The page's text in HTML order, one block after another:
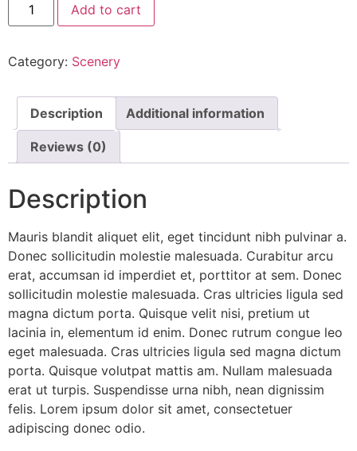
Add to cart
Category: Scenery
Description Additional information
Reviews (0)
Description
Mauris blandit aliquet elit, eget tincidunt nibh pulvinar a.
Donec sollicitudin molestie malesuada. Curabitur arcu
erat, accumsan id imperdiet et, porttitor at sem. Donec
sollicitudin molestie malesuada. Cras ultricies ligula sed
magna dictum porta. Quisque velit nisi, pretium ut
lacinia in, elementum id enim. Donec rutrum congue leo
eget malesuada. Cras ultricies ligula sed magna dictum
porta. Quisque volutpat mattis am. Nullam malesuada
erat ut turpis. Suspendisse urna nibh, nean dignissim
felis. Lorem ipsum dolor sit amet, consectetuer
adipiscing donec odio.